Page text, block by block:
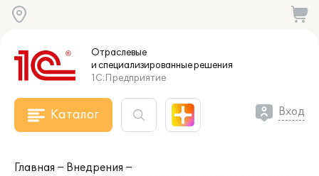
Отраслевые
и специализированныерешения
1С:Предприятие
Каталог Вход
Главная
Внедрения